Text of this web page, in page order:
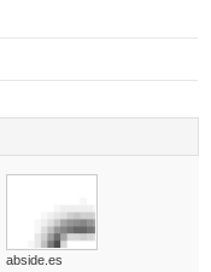
abside.es